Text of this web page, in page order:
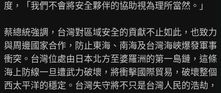
度，「我們不會將安全夥伴的協助視為理所當然。」
蔡總統強調，台灣對區域安全的貢獻不止如此，也致力
與周邊國家合作，防止東海、南海及台灣海峽爆發軍事
衝突。台灣位處由日本北方至婆羅洲的第一島鏈，這條
海上防線一旦遭武力破壞，將衝擊國際貿易，破壞整個
西太平洋的穩定。台灣失守將不只是台灣人民的浩劫，